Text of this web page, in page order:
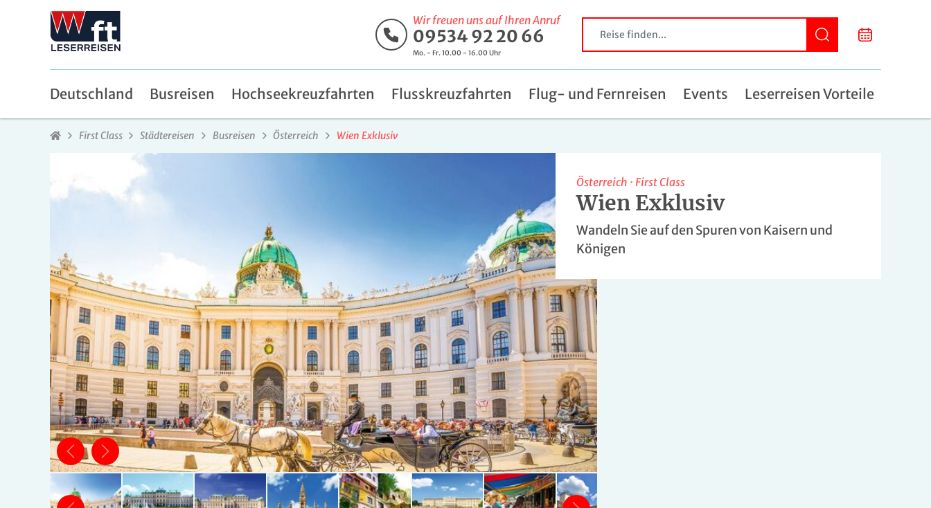
Wir freuen uns auf Ihren Anruf
09534 92 20 66
Mo. - Fr. 10.00 - 16.00 Uhr
Deutschland Busreisen Hochseekreuzfahrten Flusskreuzfahrten Flug- und Fernreisen Events Leserreisen Vorteile
First Class Städtereisen Busreisen Österreich Wien Exklusiv
Österreich · First Class
Wien Exklusiv
Wandeln Sie auf den Spuren von Kaisern und
Königen